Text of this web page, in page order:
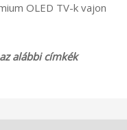
OLED TV-k vajon
alábbi címkék